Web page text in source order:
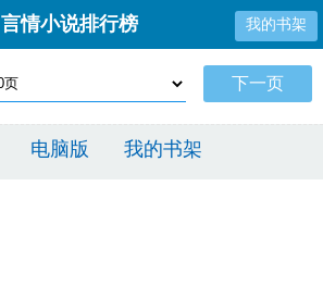
我的书架
言情小说排行榜
下一页
电脑版 我的书架